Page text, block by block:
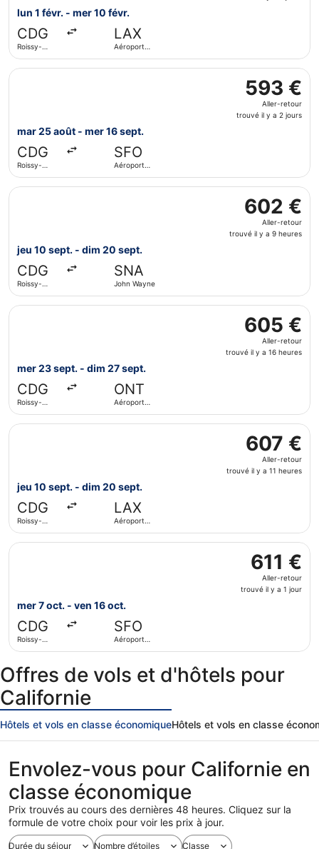
5
jours
lun 1 févr. - mer 10 févr.
CDG
Roissy-
LAX
Aéroport
593 €
Aller-
retour,
2
jours
593 €
Aller-retour
trouvé il y a 2 jours
mar 25 août - mer 16 sept.
CDG
Roissy-
SFO
Aéroport
Sélectionner le vol Lufthansa, décollant le mar 25 août
602 €
Aller-
retour,
9
heures
602 €
Aller-retour
trouvé il y a 9 heures
jeu 10 sept. - dim 20 sept.
CDG
Roissy-
SNA
John Wayne
Sélectionner le vol Iberia, décollant le jeu 10 sept. de
605 €
Aller-
retour,
16
heures
605 €
Aller-retour
trouvé il y a 16 heures
mer 23 sept. - dim 27 sept.
CDG
Roissy-
ONT
Aéroport
Sélectionner le vol Lufthansa, décollant le mer 23 sept.
607 €
Aller-
retour,
11
heures
607 €
Aller-retour
trouvé il y a 11 heures
jeu 10 sept. - dim 20 sept.
CDG
Roissy-
LAX
Aéroport
Sélectionner le vol Swiss International Air Lines,
611 €
Aller-
retour,
1
jour
611 €
Aller-retour
trouvé il y a 1 jour
mer 7 oct. - ven 16 oct.
CDG
Roissy-
SFO
Aéroport
Sélectionner le vol British Airways, décollant le mer 7
Offres de vols et d'hôtels pour
Californie
Hôtels et vols en classe économiqueHôtels et vols en classe
Envolez-vous pour Californie en
classe économique
Prix trouvés au cours des dernières 48 heures. Cliquez sur la
formule de votre choix pour voir les prix à jour.
Durée du séjour Nombre d’étoiles Classe